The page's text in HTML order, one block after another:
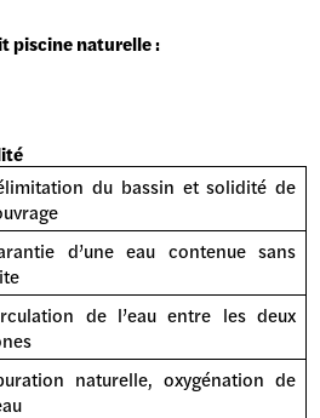
piscine naturelle :
du bassin et solidité de
d’une eau contenue sans
de l’eau entre les deux
naturelle, oxygénation de